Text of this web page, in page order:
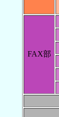
FAX部